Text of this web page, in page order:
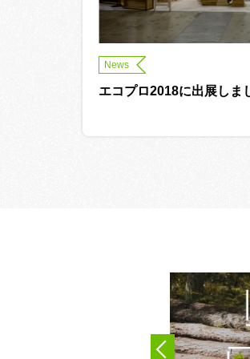
News
エコプロ2018に出展しま